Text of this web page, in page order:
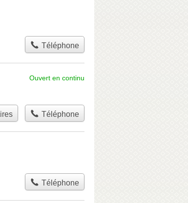
Téléphone
Ouvert en continu
Téléphone
Téléphone